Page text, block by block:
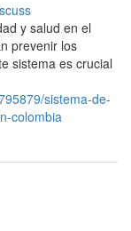
y salud en el
prevenir los
sistema es crucial
sistema-de-
colombia